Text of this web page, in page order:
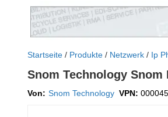
Startseite / Produkte / Netzwerk / Ip
Snom Technology Snom
Von: Snom Technology VPN: